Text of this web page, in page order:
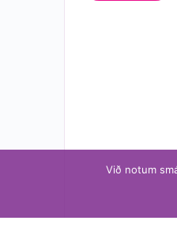
Við notum